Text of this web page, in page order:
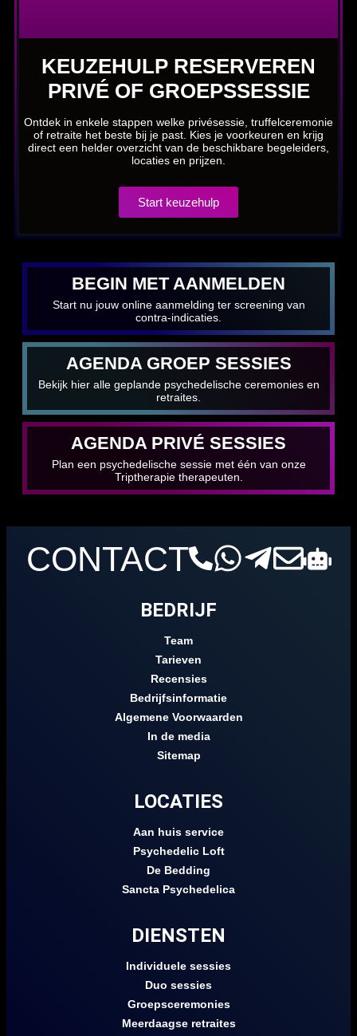
KEUZEHULP RESERVEREN
PRIVÉ OF GROEPSSESSIE
Ontdek in enkele stappen welke privésessie, truffelceremonie
of retraite het beste bij je past. Kies je voorkeuren en krijg
direct een helder overzicht van de beschikbare begeleiders,
locaties en prijzen.
Start keuzehulp
BEGIN MET AANMELDEN
Start nu jouw online aanmelding ter screening van
contra-indicaties.
AGENDA GROEP SESSIES
Bekijk hier alle geplande psychedelische ceremonies en
retraites.
AGENDA PRIVÉ SESSIES
Plan een psychedelische sessie met één van onze
Triptherapie therapeuten.
CONTACT
BEDRIJF
Team
Tarieven
Recensies
Bedrijfsinformatie
Algemene Voorwaarden
In de media
Sitemap
LOCATIES
Aan huis service
Psychedelic Loft
De Bedding
Sancta Psychedelica
DIENSTEN
Individuele sessies
Duo sessies
Groepsceremonies
Meerdaagse retraites